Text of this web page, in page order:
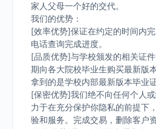
家人父母一个好的交代。
我们的优势：
[效率优势]保证在约定的时间内
电话查询完成进度。
[品质优势]与学校颁发的相关证
期向各大院校毕业生购买最新版
拿到的是学校内部最新版本毕业
[保密优势]我们绝不向任何个人
力于在充分保护你隐私的前提下
验和服务。完成交易，删除客户